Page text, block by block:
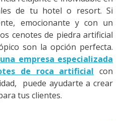
de tu hotel o resort. Si
emocionante y con un
cenotes de piedra artificial
son la opción perfecta.
empresa especializada
de roca artificial con
puede ayudarte a crear
tus clientes.